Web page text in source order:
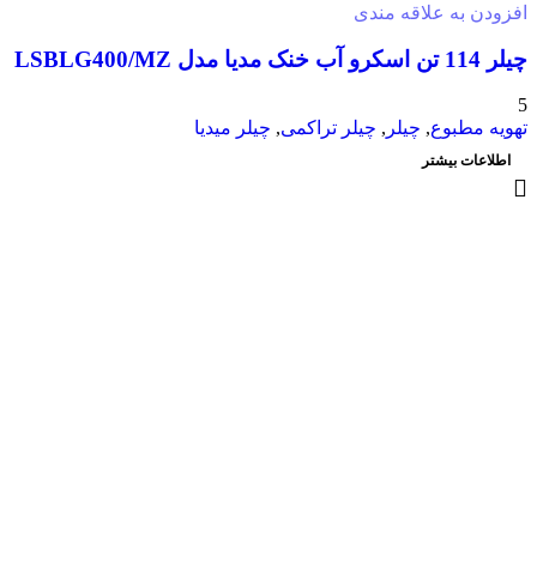
افزودن به علاقه مندی
چیلر 114 تن اسکرو آب خنک مدیا مدل LSBLG400/MZ
5
تهویه مطبوع, چیلر , چیلر تراکمی, چیلر میدیا
اطلاعات بیشتر